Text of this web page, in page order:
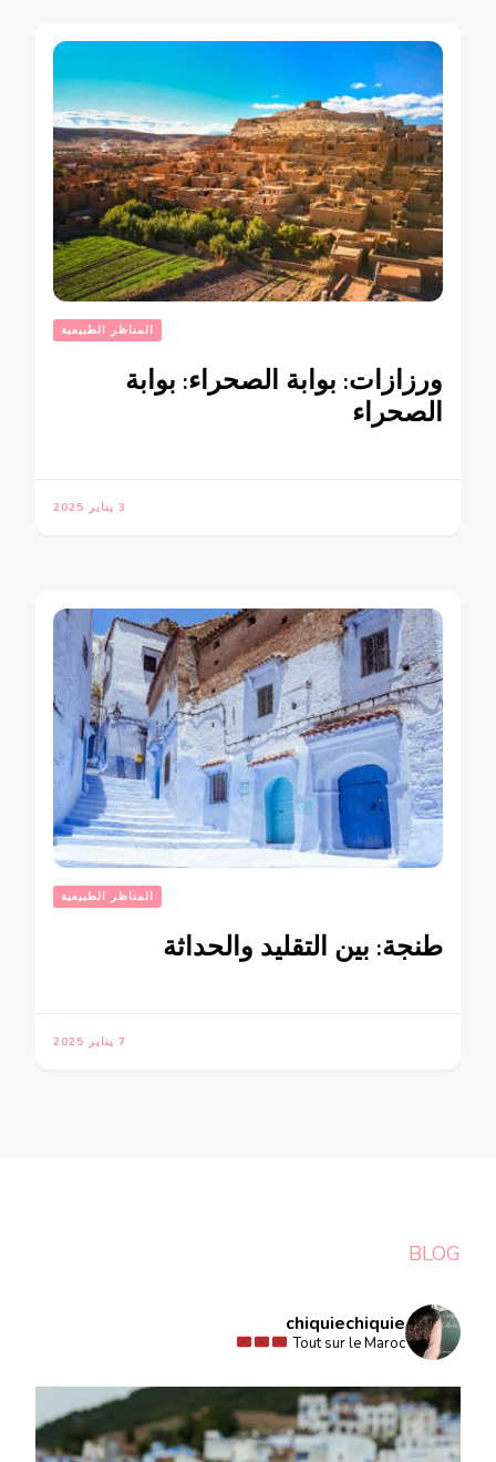
المناظر الطبيعية
ورزازات: بوابة الصحراء: بوابة
الصحراء
3 يناير 2025
المناظر الطبيعية
طنجة: بين التقليد والحداثة
7 يناير 2025
BLOG
chiquiechiquie
Tout sur le Maroc